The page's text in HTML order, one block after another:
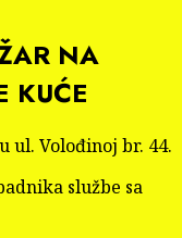
NA
KUĆE
ul. Volođinoj br. 44.
službe sa